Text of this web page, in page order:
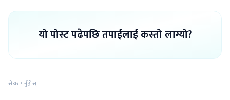
यो पोस्ट पढेपछि तपाईलाई कस्तो लाग्यो?
सेयर गर्नुहोस्